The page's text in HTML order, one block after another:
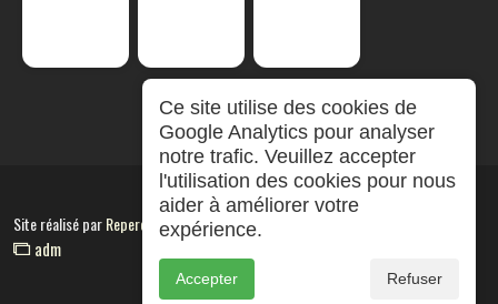
Site réalisé parRepereCom
adm
Ce site utilise des cookies de
Google Analytics pour analyser
notre trafic. Veuillez accepter
l'utilisation des cookies pour nous
aider à améliorer votre
expérience.
Accepter Refuser